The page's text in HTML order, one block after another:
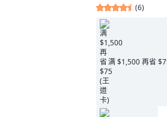
(6)
满 $1,500 再省